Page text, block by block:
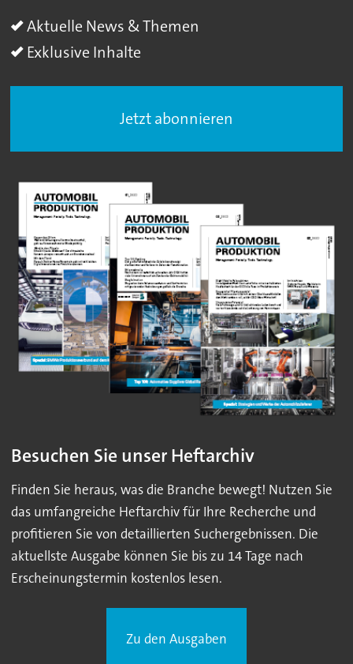
Aktuelle News & Themen
Exklusive Inhalte
Jetzt abonnieren
Besuchen Sie unser Heftarchiv
Finden Sie heraus, was die Branche bewegt! Nutzen Sie
das umfangreiche Heftarchiv für Ihre Recherche und
profitieren Sie von detaillierten Suchergebnissen. Die
aktuellste Ausgabe können Sie bis zu 14 Tage nach
Erscheinungstermin kostenlos lesen.
Zu den Ausgaben